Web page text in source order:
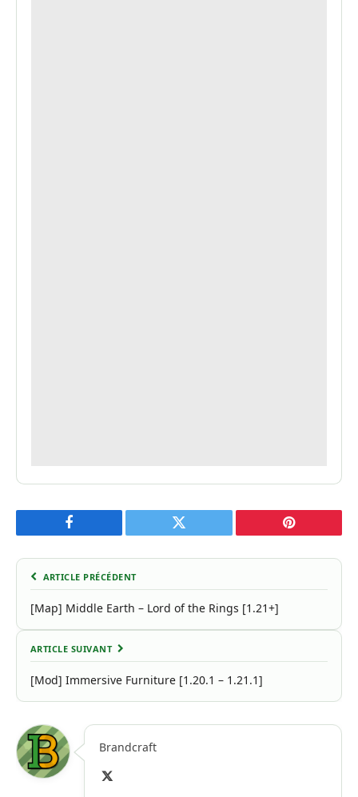
Facebook Twitter Pinterest
ARTICLE PRÉCÉDENT
[Map] Middle Earth – Lord of the Rings [1.21+]
ARTICLE SUIVANT
[Mod] Immersive Furniture [1.20.1 – 1.21.1]
Brandcraft